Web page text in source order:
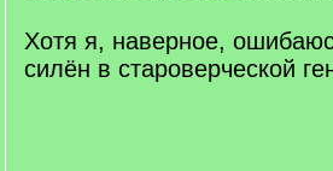
Хотя я, наверное,
силён в староверческой